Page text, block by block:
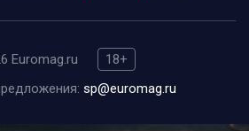
Euromag.ru
18+
sp@euromag.ru